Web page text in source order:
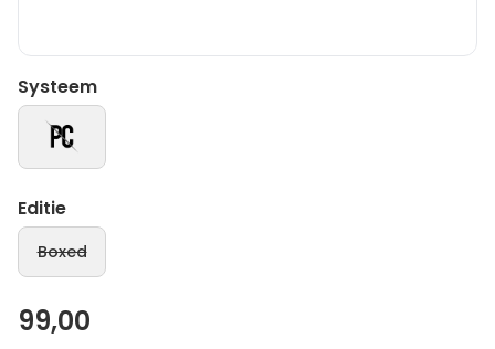
Systeem
Editie
Boxed
99,00